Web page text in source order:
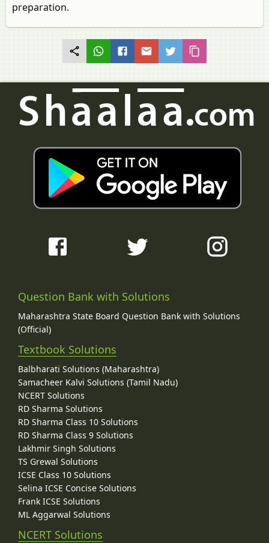
preparation.
Question Bank with Solutions
Maharashtra State Board Question Bank with Solutions
(Official)
Textbook Solutions
Balbharati Solutions (Maharashtra)
Samacheer Kalvi Solutions (Tamil Nadu)
NCERT Solutions
RD Sharma Solutions
RD Sharma Class 10 Solutions
RD Sharma Class 9 Solutions
Lakhmir Singh Solutions
TS Grewal Solutions
ICSE Class 10 Solutions
Selina ICSE Concise Solutions
Frank ICSE Solutions
ML Aggarwal Solutions
NCERT Solutions